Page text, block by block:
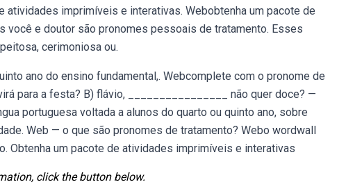
atividades imprimíveis e interativas. Webobtenha um pacote de
e doutor são pronomes pessoais de tratamento. Esses
cerimoniosa ou.
ano do ensino fundamental,. Webcomplete com o pronome de
para a festa? B) flávio, ________________ não quer doce? —
portuguesa voltada a alunos do quarto ou quinto ano, sobre
Web — o que são pronomes de tratamento? Webo wordwall
Obtenha um pacote de atividades imprimíveis e interativas
click the button below.